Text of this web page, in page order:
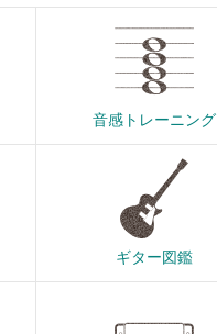
音感トレーニング
ギター図鑑